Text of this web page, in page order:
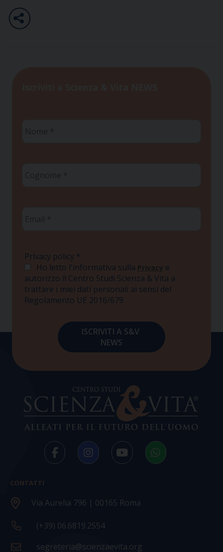
Privacy policy *
Ho letto l'informativa sulla Privacy e
autorizzo il Centro Studi Scienza & Vita a
trattare i miei dati personali ai sensi del
Regolamento UE 2016/679
CONTATTI
Via Aurelia 796 | 00165 Roma
(+39) 06.6819.2554
segreteria@scienzaevita.org